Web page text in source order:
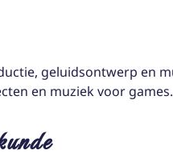
geluidsontwerp en
en muziek voor games.